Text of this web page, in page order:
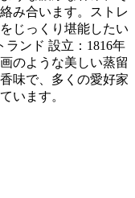
み合います。ストレ
じっくり堪能したい
ンド 設立：1816年
のような美しい蒸留
味で、多くの愛好家
います。